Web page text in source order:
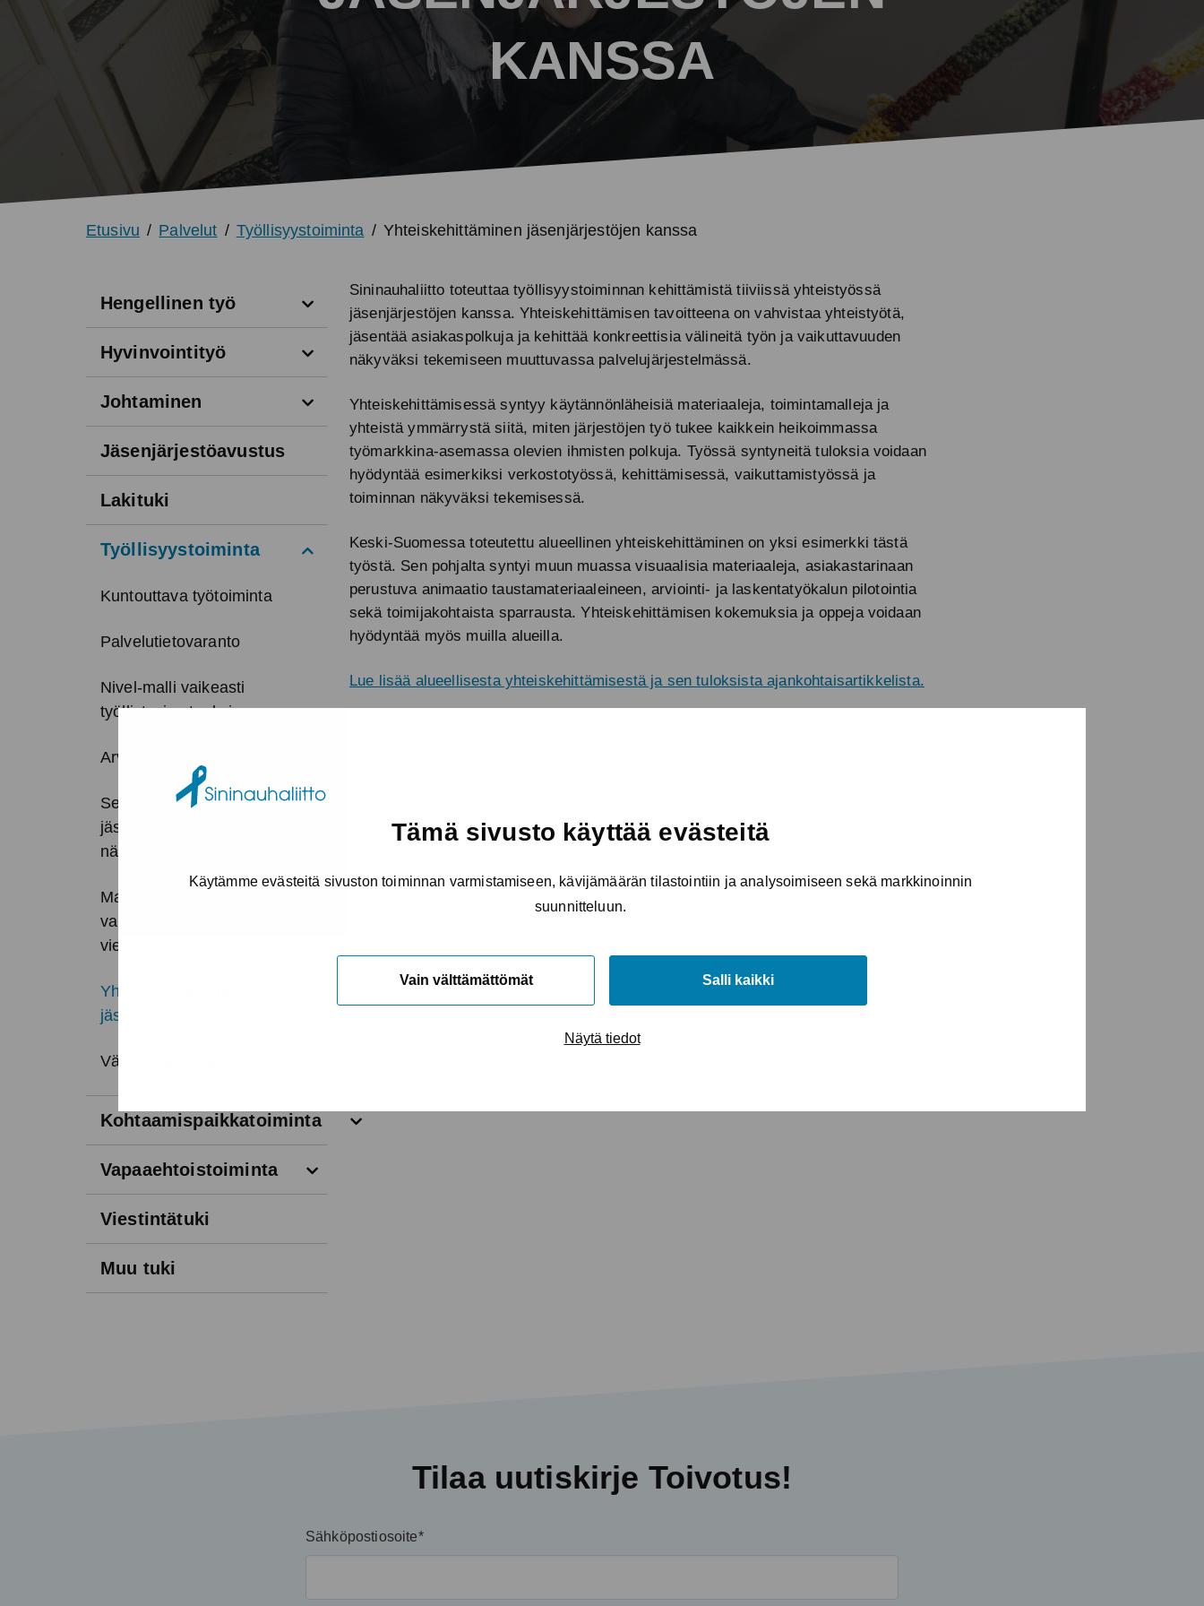
Tämä sivusto käyttää evästeitä
Käytämme evästeitä sivuston toiminnan varmistamiseen, kävijämäärän tilastointiin ja analysoimiseen sekä markkinoinnin
suunnitteluun.
Vain välttämättömät Salli kaikki
Näytä tiedot
Työllisyystoiminta
Kohtaamispaikkatoiminta
Vapaaehtoistoiminta
KANSSA
Etusivu Palvelut Työllisyystoiminta Yhteiskehittäminen jäsenjärjestöjen kanssa
Hengellinen työ Avaa valikko
Hyvinvointityö Avaa valikko
Johtaminen Avaa valikko
Jäsenjärjestöavustus
Lakituki
Työllisyystoiminta Avaa valikko
Kuntouttava työtoiminta
Palvelutietovaranto
Nivel-malli vaikeasti
työllistyvien tueksi
Arviointi- ja laskentatyökalu
Selvitykset ja
jäsenjärjestökentän
näkemykset
Materiaaleja
vaikuttamistyöhön ja -
viestintään
Yhteiskehittäminen
jäsenjärjestöjen kanssa
Välityömarkkinat
Kohtaamispaikkatoiminta Avaa valikko
Vapaaehtoistoiminta Avaa valikko
Viestintätuki
Muu tuki
Sininauhaliitto toteuttaa työllisyystoiminnan kehittämistä tiiviissä yhteistyössä
jäsenjärjestöjen kanssa. Yhteiskehittämisen tavoitteena on vahvistaa yhteistyötä,
jäsentää asiakaspolkuja ja kehittää konkreettisia välineitä työn ja vaikuttavuuden
näkyväksi tekemiseen muuttuvassa palvelujärjestelmässä.
Yhteiskehittämisessä syntyy käytännönläheisiä materiaaleja, toimintamalleja ja
yhteistä ymmärrystä siitä, miten järjestöjen työ tukee kaikkein heikoimmassa
työmarkkina-asemassa olevien ihmisten polkuja. Työssä syntyneitä tuloksia voidaan
hyödyntää esimerkiksi verkostotyössä, kehittämisessä, vaikuttamistyössä ja
toiminnan näkyväksi tekemisessä.
Keski-Suomessa toteutettu alueellinen yhteiskehittäminen on yksi esimerkki tästä
työstä. Sen pohjalta syntyi muun muassa visuaalisia materiaaleja, asiakastarinaan
perustuva animaatio taustamateriaaleineen, arviointi- ja laskentatyökalun pilotointia
sekä toimijakohtaista sparrausta. Yhteiskehittämisen kokemuksia ja oppeja voidaan
hyödyntää myös muilla alueilla.
Lue lisää alueellisesta yhteiskehittämisestä ja sen tuloksista ajankohtaisartikkelista.
Tilaa uutiskirje Toivotus!
Sähköpostiosoite*